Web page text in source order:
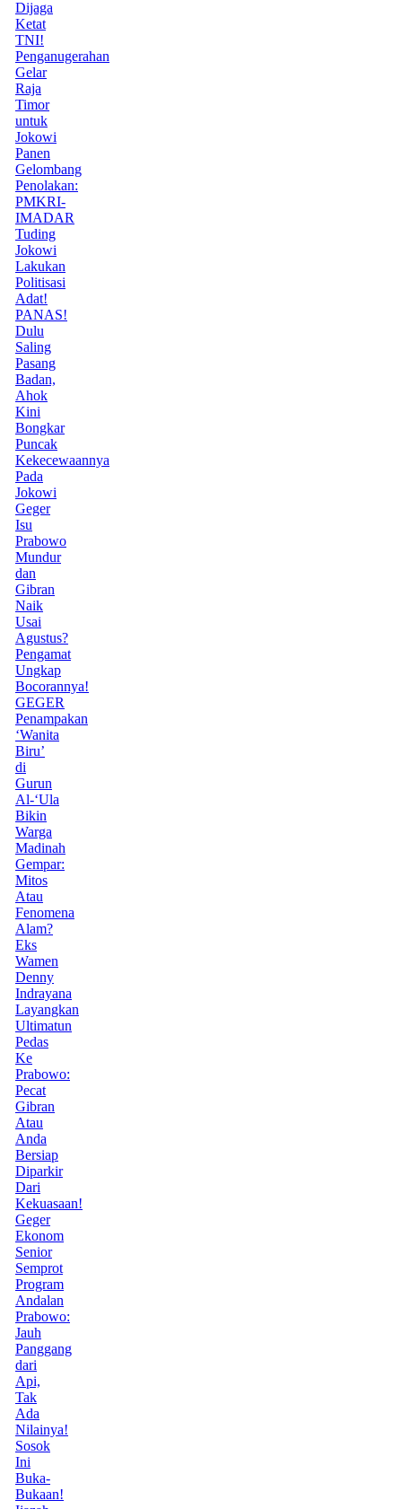
Dijaga
Ketat
TNI!
Penganugerahan
Gelar
Raja
Timor
untuk
Jokowi
Panen
Gelombang
Penolakan:
PMKRI-
IMADAR
Tuding
Jokowi
Lakukan
Politisasi
Adat!
PANAS!
Dulu
Saling
Pasang
Badan,
Ahok
Kini
Bongkar
Puncak
Kekecewaannya
Pada
Jokowi
Geger
Isu
Prabowo
Mundur
dan
Gibran
Naik
Usai
Agustus?
Pengamat
Ungkap
Bocorannya!
GEGER
Penampakan
‘Wanita
Biru’
di
Gurun
Al-‘Ula
Bikin
Warga
Madinah
Gempar:
Mitos
Atau
Fenomena
Alam?
Eks
Wamen
Denny
Indrayana
Layangkan
Ultimatun
Pedas
Ke
Prabowo:
Pecat
Gibran
Atau
Anda
Bersiap
Diparkir
Dari
Kekuasaan!
Geger
Ekonom
Senior
Semprot
Program
Andalan
Prabowo:
Jauh
Panggang
dari
Api,
Tak
Ada
Nilainya!
Sosok
Ini
Buka-
Bukaan!